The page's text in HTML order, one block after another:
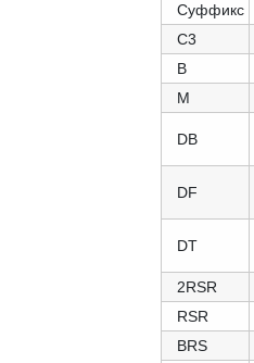
Суффикс
C3
B
M
DB
DF
DT
2RSR
RSR
BRS